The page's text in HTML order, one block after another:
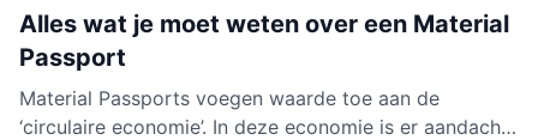
Alles wat je moet weten over een Material
Passport
Material Passports voegen waarde toe aan de
‘circulaire economie’. In deze economie is er aandacht